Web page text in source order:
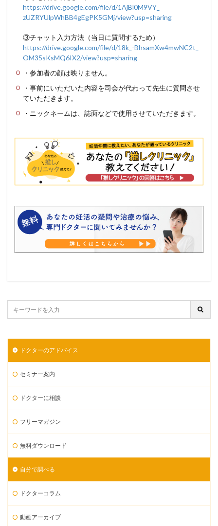
https://drive.google.com/file/d/1AjBl0M9VY_
zUZRYUlpWhBB4gEgPK5GMj/view?usp=sharing
③チャット入力方法（当日に質問するため）
https://drive.google.com/file/d/18k_-BhsamXw4mwNC2t_
OM35sKsMQ6IX2/view?usp=sharing
・参加者の顔は映りません。
・事前にいただいた内容を司会が代わって先生に質問させ
ていただきます。
・ニックネームは、誌面などで使用させていただきます。
ドクターのアドバイス
セミナー案内
ドクターに相談
フリーマガジン
無料ダウンロード
自分で調べる
ドクターコラム
動画アーカイブ